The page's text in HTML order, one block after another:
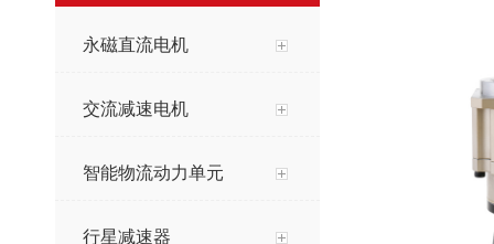
永磁直流电机
交流减速电机
智能物流动力单元
行星减速器